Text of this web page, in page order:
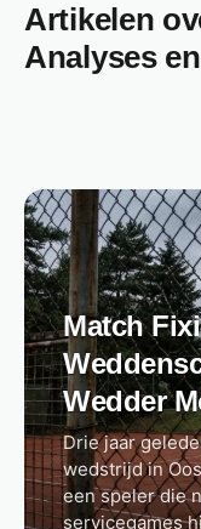
Artikelen
Analyses
Match
Wedder
Drie jaar
wedstrijd in
een speler die
servicegames